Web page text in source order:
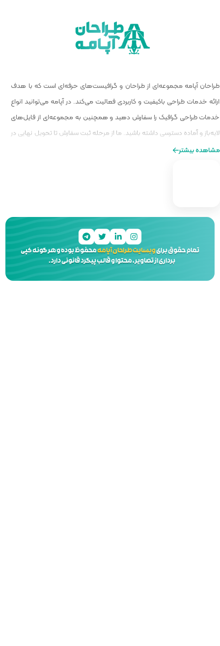
گرافیست‌های حرفه‌ای است که با هدف
می‌کند. در آپامه می‌توانید انواع
همچنین به مجموعه‌ای از فایل‌های
مرحله ثبت سفارش تا تحویل نهایی در
از طراحی را برایتان فراهم کنیم.
محفوظ بوده و هر گونه کپی
و قالب پیگرد قانونی دارد.